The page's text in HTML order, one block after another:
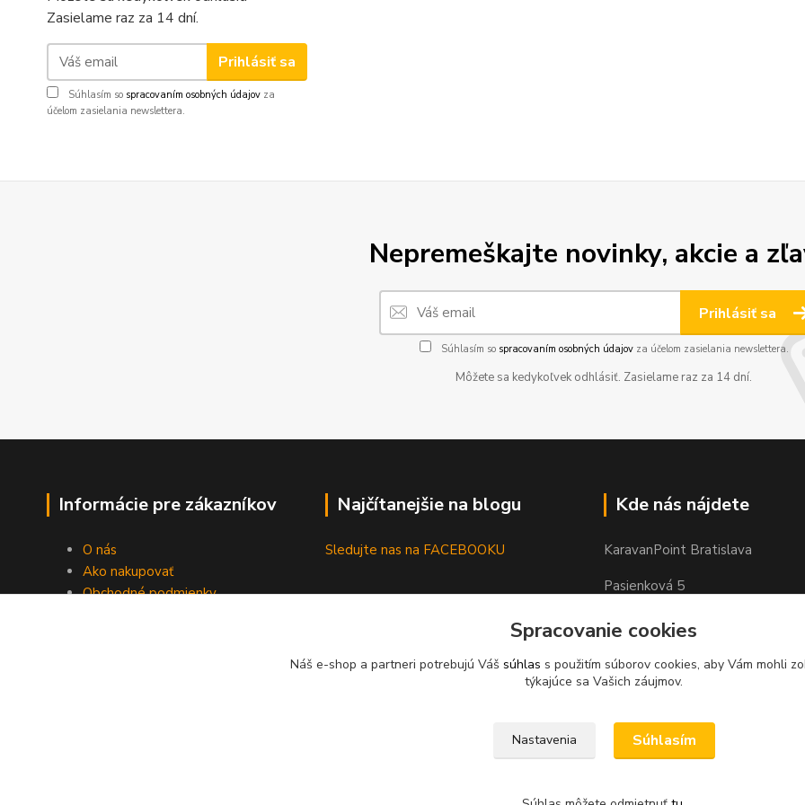
Zasielame raz za 14 dní.
Prihlásiť sa
Súhlasím so spracovaním osobných údajov za
účelom zasielania newslettera.
Nepremeškajte novinky, akcie a
Prihlásiť sa
Súhlasím so spracovaním osobných údajovza účelom zasielania newslettera.
Môžete sa kedykoľvek odhlásiť. Zasielame raz za 14 dní.
Informácie pre zákazníkov
O nás
Ako nakupovať
Obchodné podmienky
Najčítanejšie na blogu
Sledujte nas na FACEBOOKU
Kde nás nájdete
KaravanPoint Bratislava
Pasienková 5
821 06
Bratislava
Spracovanie cookies
Náš e-shop a partneri potrebujú Váš súhlas s použitím súborov cookies, aby Vám mohli
týkajúce sa Vašich záujmov.
Nastavenia Súhlasím